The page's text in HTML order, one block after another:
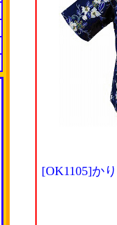
[OK1105]か